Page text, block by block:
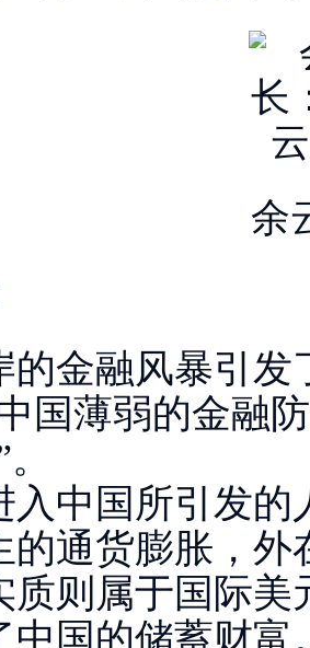
余
的金融风暴引发
国薄弱的金融
入中国所引发
的通货膨胀，
质则属于国际
中国的储蓄财富